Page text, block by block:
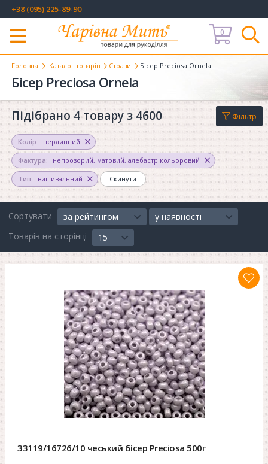
+38 (095) 225-89-90
Меню
0
Головна Каталог товарів Стрази Бісер Preciosa Ornela
Бісер Preciosa Ornela
Підібрано 4 товару з 4600
Колір: перлинний
Фактура: непрозорий, матовий, алебастр кольоровий
Тип: вишивальний Скинути
Сортувати за рейтингом
у наявності
Товарів на сторінці
15
33119/16726/10 чеський бісер Preciosa 500г
Фільтр